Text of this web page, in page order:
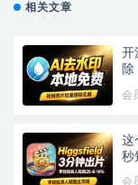
相关文章
开
除
会
这
秒
会